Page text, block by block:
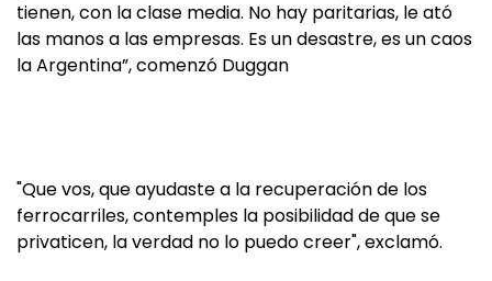
tienen, con la clase media. No hay paritarias, le ató
las manos a las empresas. Es un desastre, es un caos
la Argentina”, comenzó Duggan
"Que vos, que ayudaste a la recuperación de los
ferrocarriles, contemples la posibilidad de que se
privaticen, la verdad no lo puedo creer", exclamó.